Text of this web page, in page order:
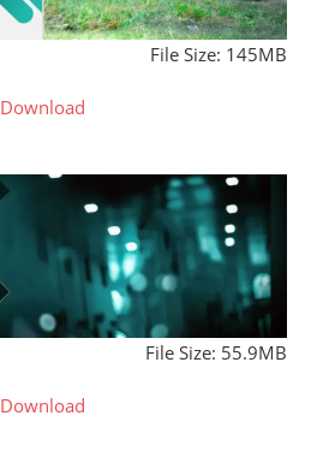
File Size: 145MB
Download
File Size: 55.9MB
Download